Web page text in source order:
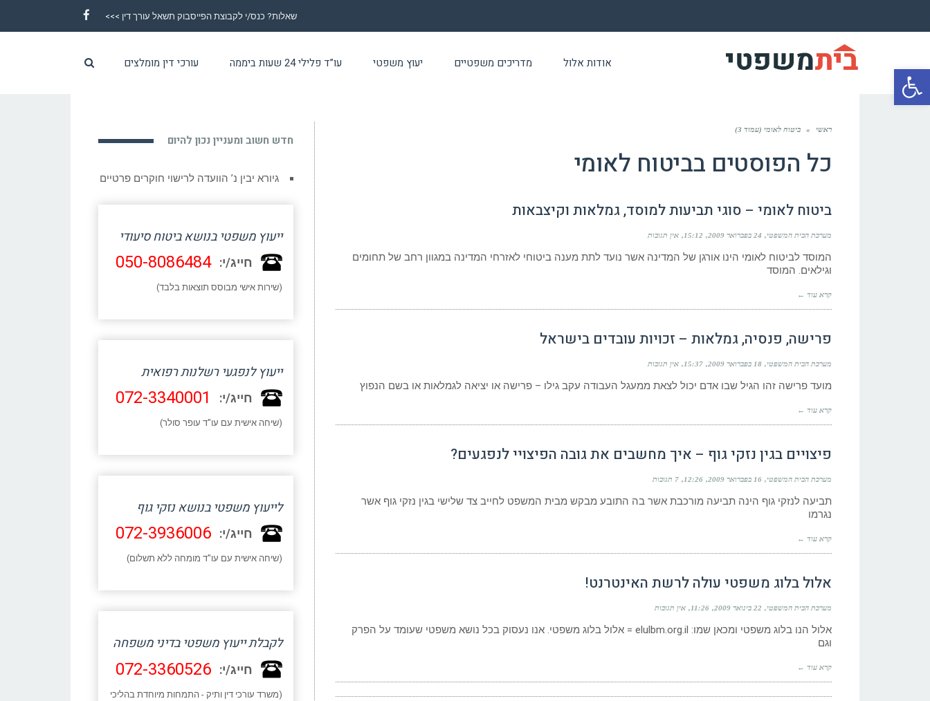
פתח סרגל נגישות
שאלות? כנס/י לקבוצת הפייסבוק תשאל עורך דין >>>
Facebook
אודות אלול מדריכים משפטיים יעוץ משפטי עו”ד פלילי 24 שעות ביממה עורכי דין מומלצים
ראשי » ביטוח לאומי (עמוד 3)
כל הפוסטים בביטוח לאומי
ביטוח לאומי – סוגי תביעות למוסד, גמלאות וקיצבאות
מערכת הבית המשפטי 24 בפברואר 2009 15:12 אין תגובות
המוסד לביטוח לאומי הינו אורגן של המדינה אשר נועד לתת מענה ביטוחי לאזרחי המדינה במגוון רחב של תחומים
וגילאים. המוסד
קרא עוד ←
פרישה, פנסיה, גמלאות – זכויות עובדים בישראל
מערכת הבית המשפטי 18 בפברואר 2009 15:37 אין תגובות
מועד פרישה זהו הגיל שבו אדם יכול לצאת ממעגל העבודה עקב גילו – פרישה או יציאה לגמלאות או בשם הנפוץ
קרא עוד ←
פיצויים בגין נזקי גוף – איך מחשבים את גובה הפיצויי לנפגעים?
מערכת הבית המשפטי 16 בפברואר 2009 12:26 7 תגובות
תביעה לנזקי גוף הינה תביעה מורכבת אשר בה התובע מבקש מבית המשפט לחייב צד שלישי בגין נזקי גוף אשר
נגרמו
קרא עוד ←
אלול בלוג משפטי עולה לרשת האינטרנט!
מערכת הבית המשפטי 22 בינואר 2009 11:26 אין תגובות
אלול הנו בלוג משפטי ומכאן שמו: elulbm.org.il = אלול בלוג משפטי. אנו נעסוק בכל נושא משפטי שעומד על הפרק
וגם
קרא עוד ←
חדש חשוב ומעניין נכון להיום
גיורא יבין נ’ הוועדה לרישוי חוקרים פרטיים
ייעוץ משפטי בנושא ביטוח סיעודי
חייג/י: 050-8086484
(שירות אישי מבוסס תוצאות בלבד)
ייעוץ לנפגעי רשלנות רפואית
חייג/י: 072-3340001
(שיחה אישית עם עו"ד עופר סולר)
לייעוץ משפטי בנושא נזקי גוף
חייג/י: 072-3936006
(שיחה אישית עם עו"ד מומחה ללא תשלום)
לקבלת ייעוץ משפטי בדיני משפחה
חייג/י: 072-3360526
(משרד עורכי דין ותיק - התמחות מיוחדת בהליכי